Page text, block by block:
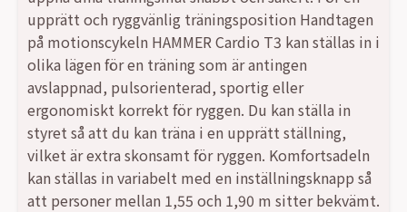
upprätt och ryggvänlig träningsposition Handtagen
på motionscykeln HAMMER Cardio T3 kan ställas in i
olika lägen för en träning som är antingen
avslappnad, pulsorienterad, sportig eller
ergonomiskt korrekt för ryggen. Du kan ställa in
styret så att du kan träna i en upprätt ställning,
vilket är extra skonsamt för ryggen. Komfortsadeln
kan ställas in variabelt med en inställningsknapp så
att personer mellan 1,55 och 1,90 m sitter bekvämt.